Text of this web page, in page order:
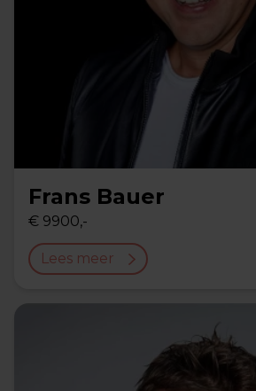
Frans Bauer
€ 9900,-
Lees meer